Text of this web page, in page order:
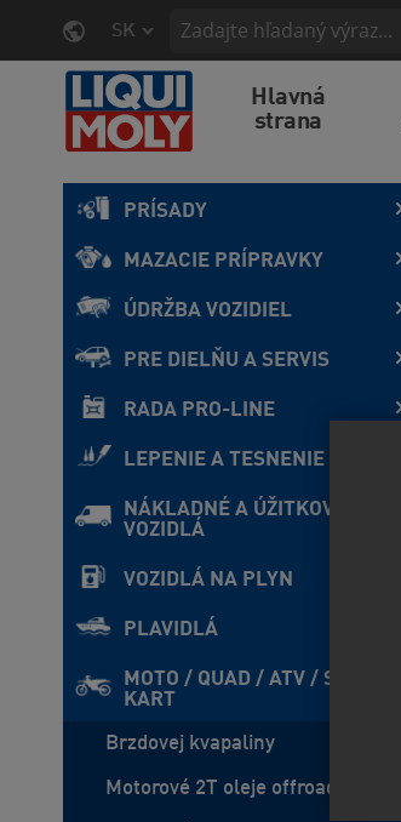
SK
Hlavná
strana
PRÍSADY
MAZACIE PRÍPRAVKY
ÚDRŽBA VOZIDIEL
PRE DIELŇU A SERVIS
RADA PRO-LINE
LEPENIE A TESNENIE
NÁKLADNÉ A ÚŽITKOVÉ
VOZIDLÁ
VOZIDLÁ NA PLYN
PLAVIDLÁ
MOTO / QUAD / ATV / SxS /
KART
Brzdovej kvapaliny
Motorové 2T oleje offroad